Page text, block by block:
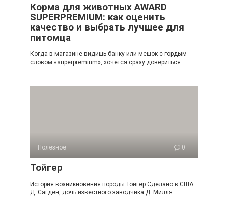
Корма для животных AWARD
SUPERPREMIUM: как оценить
качество и выбрать лучшее для
питомца
Когда в магазине видишь банку или мешок с гордым
словом «superpremium», хочется сразу довериться
Полезное 0
Тойгер
История возникновения породы Тойгер Сделано в США.
Д. Сагден, дочь известного заводчика Д. Милля